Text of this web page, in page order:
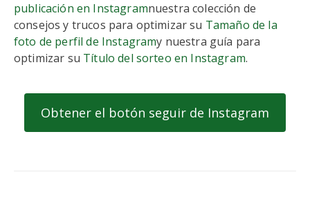
publicación en Instagramnuestra colección de
consejos y trucos para optimizar su Tamaño de la
foto de perfil de Instagramy nuestra guía para
optimizar su Título del sorteo en Instagram.
Obtener el botón seguir de Instagram